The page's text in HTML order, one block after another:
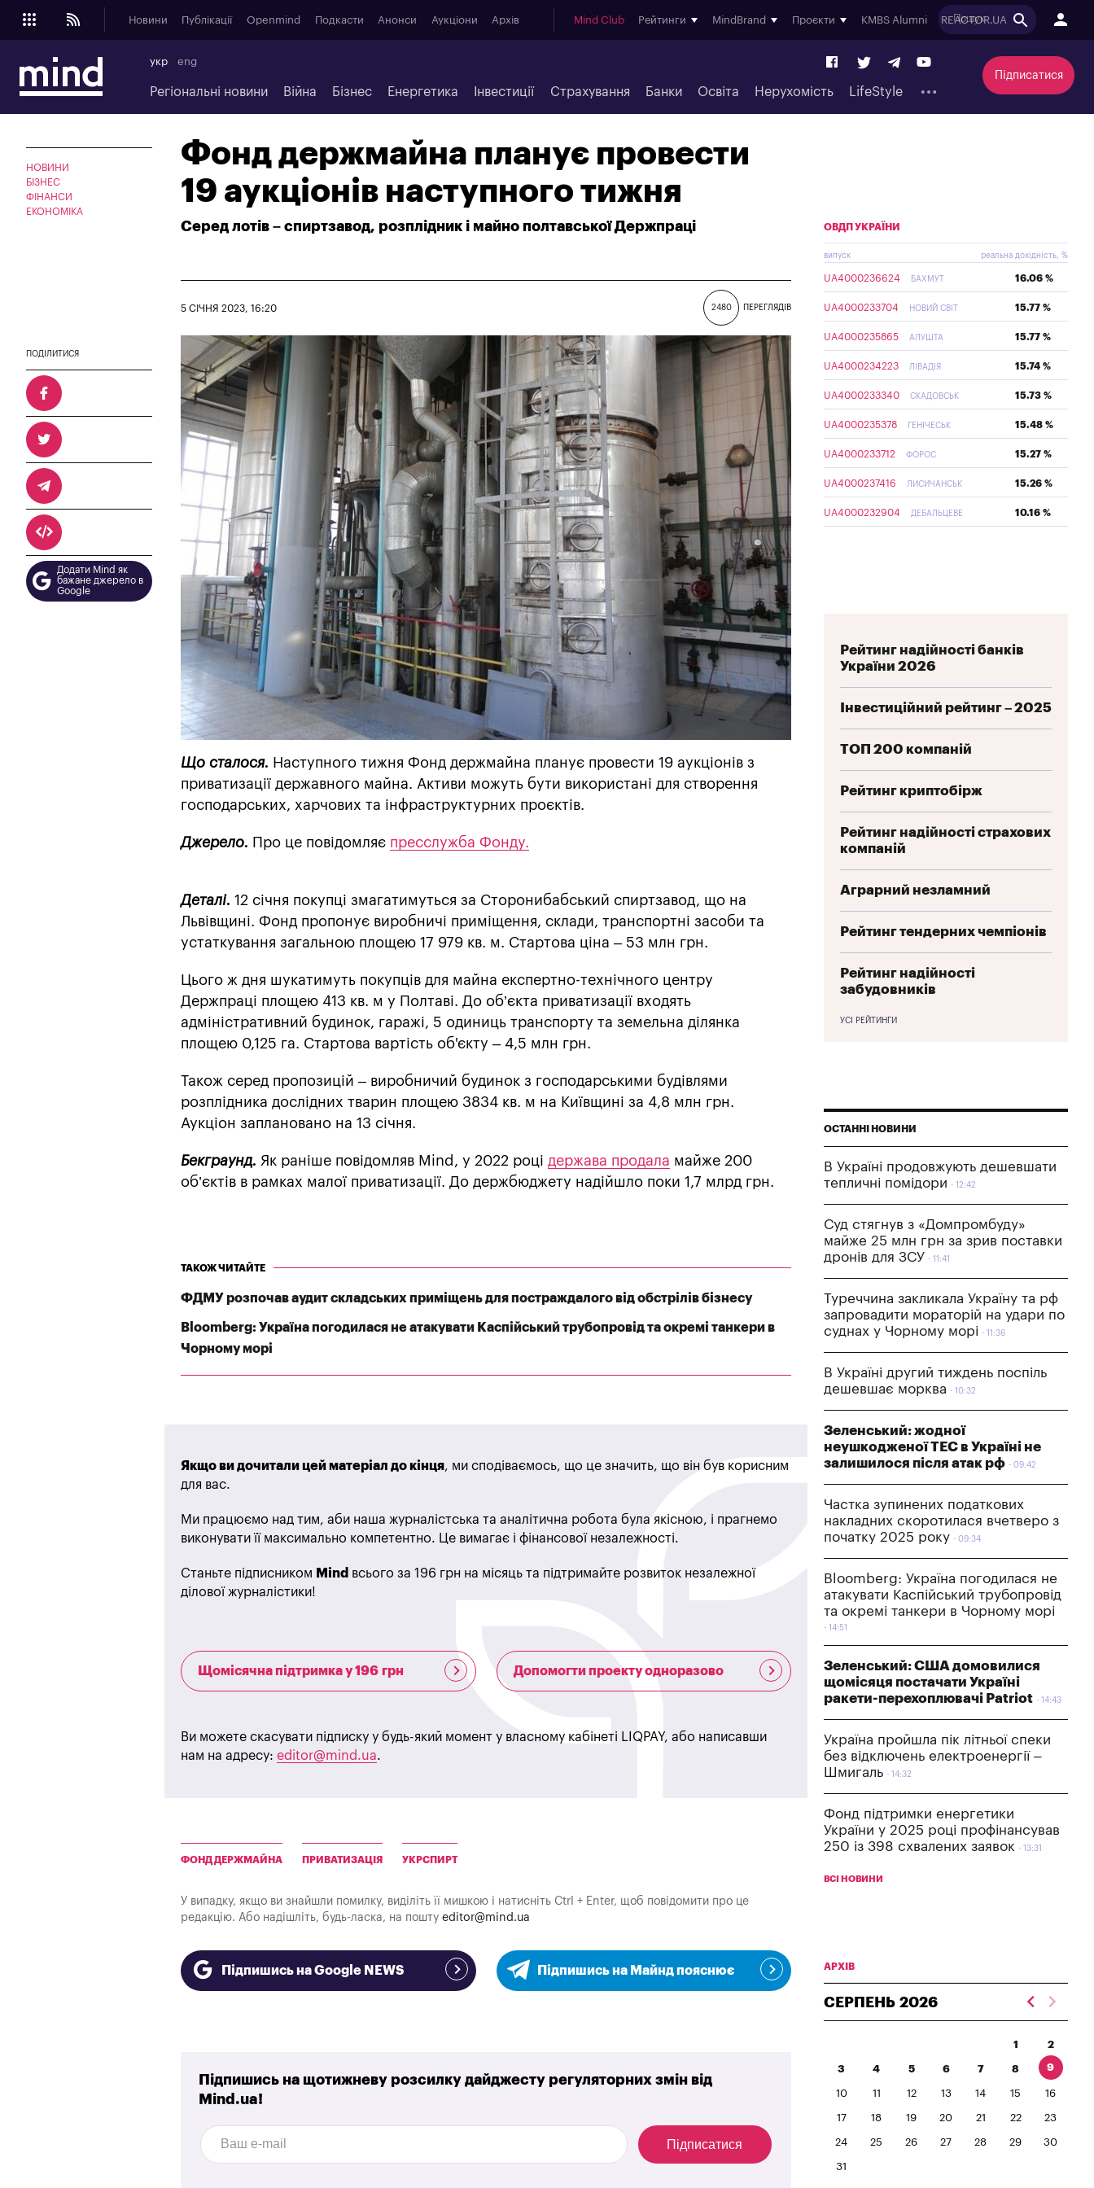
Новини Публікації Openmind Подкасти Анонси Аукціони Архів Mind Club Рейтинги MindBrand Проєкти KMBS Alumni REACTOR.UA
укр eng
Регіональні новини Війна Бізнес Енергетика Інвестиції Страхування Банки Освіта Нерухомість LifeStyle
Підписатися
НОВИНИ
БІЗНЕС
ФІНАНСИ
ЕКОНОМІКА
Фонд держмайна планує провести
19 аукціонів наступного тижня
Серед лотів – спиртзавод, розплідник і майно полтавської Держпраці
2480 ПЕРЕГЛЯДІВ
5 СІЧНЯ 2023, 16:20
ПОДІЛИТИСЯ
Додати Mind як
бажане джерело в
Google
Що сталося. Наступного тижня Фонд держмайна планує провести 19 аукціонів з
приватизації державного майна. Активи можуть бути використані для створення
господарських, харчових та інфраструктурних проєктів.
Джерело. Про це повідомляє пресслужба Фонду.
Деталі. 12 січня покупці змагатимуться за Сторонибабський спиртзавод, що на
Львівщині. Фонд пропонує виробничі приміщення, склади, транспортні засоби та
устаткування загальною площею 17 979 кв. м. Стартова ціна – 53 млн грн.
Цього ж дня шукатимуть покупців для майна експертно-технічного центру
Держпраці площею 413 кв. м у Полтаві. До об’єкта приватизації входять
адміністративний будинок, гаражі, 5 одиниць транспорту та земельна ділянка
площею 0,125 га. Стартова вартість об'єкту – 4,5 млн грн.
Також серед пропозицій – виробничий будинок з господарськими будівлями
розплідника дослідних тварин площею 3834 кв. м на Київщині за 4,8 млн грн.
Аукціон заплановано на 13 січня.
Бекграунд. Як раніше повідомляв Mind, у 2022 році держава продала майже 200
об’єктів в рамках малої приватизації. До держбюджету надійшло поки 1,7 млрд грн.
ТАКОЖ ЧИТАЙТЕ
ФДМУ розпочав аудит складських приміщень для постраждалого від обстрілів бізнесу
Bloomberg: Україна погодилася не атакувати Каспійський трубопровід та окремі танкери в
Чорному морі
Якщо ви дочитали цей матеріал до кінця, ми сподіваємось, що це значить, що він був корисним
для вас.
Ми працюємо над тим, аби наша журналістська та аналітична робота була якісною, і прагнемо
виконувати її максимально компетентно. Це вимагає і фінансової незалежності.
Станьте підписником Mind всього за 196 грн на місяць та підтримайте розвиток незалежної
ділової журналістики!
Щомісячна підтримка у 196 грн Допомогти проекту одноразово
Ви можете скасувати підписку у будь-який момент у власному кабінеті LIQPAY, або написавши
нам на адресу: editor@mind.ua.
ФОНД ДЕРЖМАЙНА ПРИВАТИЗАЦІЯ УКРСПИРТ
У випадку, якщо ви знайшли помилку, виділіть її мишкою і натисніть Ctrl + Enter, щоб повідомити про це
редакцію. Або надішліть, будь-ласка, на пошту editor@mind.ua
Підпишись на Google NEWS Підпишись на Майнд пояснює
Підпишись на щотижневу розсилку дайджесту регуляторних змін від
Mind.ua!
Підписатися
ОВДП УКРАЇНИ
випуск реальна дохідність, %
UA4000236624 БАХМУТ 16.06 %
UA4000233704 НОВИЙ СВІТ 15.77 %
UA4000235865 АЛУШТА 15.77 %
UA4000234223 ЛІВАДІЯ 15.74 %
UA4000233340 СКАДОВСЬК 15.73 %
UA4000235378 ГЕНІЧЕСЬК 15.48 %
UA4000233712 ФОРОС 15.27 %
UA4000237416 ЛИСИЧАНСЬК 15.26 %
UA4000232904 ДЕБАЛЬЦЕВЕ 10.16 %
Рейтинг надійності банків
України 2026
Інвестиційний рейтинг – 2025
ТОП 200 компаній
Рейтинг криптобірж
Рейтинг надійності страхових
компаній
Аграрний незламний
Рейтинг тендерних чемпіонів
Рейтинг надійності
забудовників
УСІ РЕЙТИНГИ
ОСТАННІ НОВИНИ
В Україні продовжують дешевшати
тепличні помідори
12:42
Суд стягнув з «Домпромбуду»
майже 25 млн грн за зрив поставки
дронів для ЗСУ
11:41
Туреччина закликала Україну та рф
запровадити мораторій на удари по
суднах у Чорному морі
11:36
В Україні другий тиждень поспіль
дешевшає морква
10:32
Зеленський: жодної
неушкодженої ТЕС в Україні не
залишилося після атак рф
09:42
Частка зупинених податкових
накладних скоротилася вчетверо з
початку 2025 року
09:34
Bloomberg: Україна погодилася не
атакувати Каспійський трубопровід
та окремі танкери в Чорному морі
14:51
Зеленський: США домовилися
щомісяця постачати Україні
ракети-перехоплювачі Patriot
14:43
Україна пройшла пік літньої спеки
без відключень електроенергії –
Шмигаль
14:32
Фонд підтримки енергетики
України у 2025 році профінансував
250 із 398 схвалених заявок
13:31
ВСІ НОВИНИ
АРХІВ
СЕРПЕНЬ 2026
1 2
3 4 5 6 7 8 9
10 11 12 13 14 15 16
17 18 19 20 21 22 23
24 25 26 27 28 29 30
31